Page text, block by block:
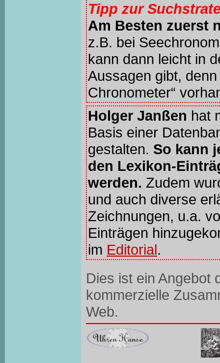
Tipp zur
Am Besten zuerst
z.B. bei
kann dann leicht in
Aussagen gibt,
Chronometer“
Holger Janßen hat
Basis einer
gestalten. So kann
den Lexikon-
werden. Zudem
und auch diverse
Zeichnungen, u.a.
Einträgen
im Editorial.
Dies ist ein Angebot
kommerzielle
Web.